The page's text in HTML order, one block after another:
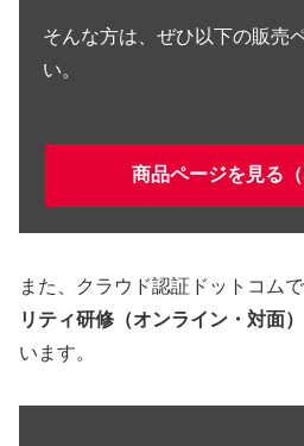
そんな方は、ぜひ以下の販売
い。
商品ページを見る（
また、クラウド認証ドットコムで
リティ研修（オンライン・対面）
います。